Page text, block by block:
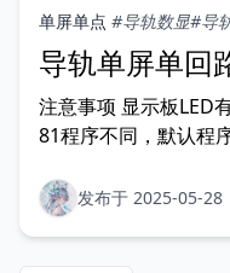
单屏单点 #导轨数显#导
导轨单屏单回
注意事项 显示板LED
81程序不同，默认程
图片发布于 2025-05-28